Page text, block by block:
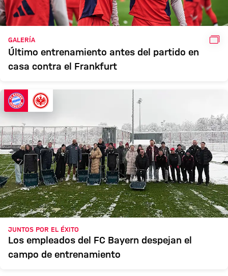
GALERÍA
Último entrenamiento antes del partido en
casa contra el Frankfurt
JUNTOS POR EL ÉXITO
Los empleados del FC Bayern despejan el
campo de entrenamiento